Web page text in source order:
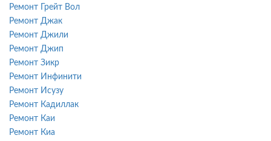
Ремонт Грейт Вол
Ремонт Джак
Ремонт Джили
Ремонт Джип
Ремонт Зикр
Ремонт Инфинити
Ремонт Исузу
Ремонт Кадиллак
Ремонт Каи
Ремонт Киа